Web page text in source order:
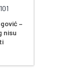
–
nisu